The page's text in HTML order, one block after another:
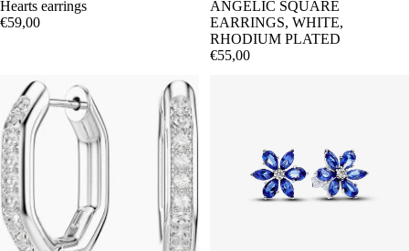
Hearts earrings
€59,00
ANGELIC SQUARE
EARRINGS, WHITE,
RHODIUM PLATED
€55,00